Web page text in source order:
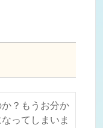
？もうお分か
ってしまいま